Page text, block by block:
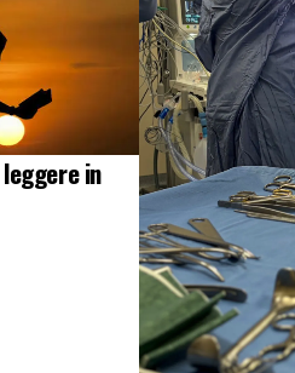
in